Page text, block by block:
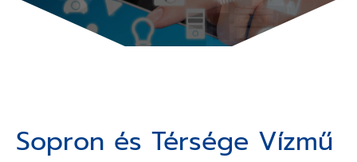
Sopron és Térsége Vízmű